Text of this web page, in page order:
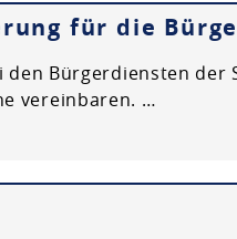
für die
den Bürgerdiensten der
vereinbaren. …